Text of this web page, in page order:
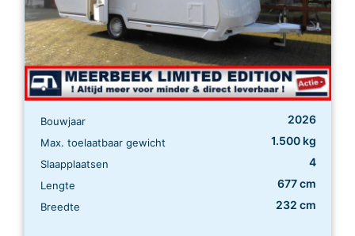
Bouwjaar 2026
Max. toelaatbaar gewicht 1.500 kg
Slaapplaatsen 4
Lengte 677 cm
Breedte 232 cm